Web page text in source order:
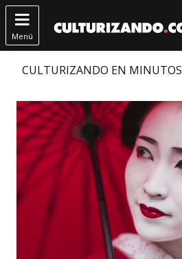

Menú
CULTURIZANDO EN MINUTOS